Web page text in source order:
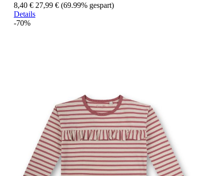
8,40 € 27,99 € (69.99% gespart)
Details
-70%